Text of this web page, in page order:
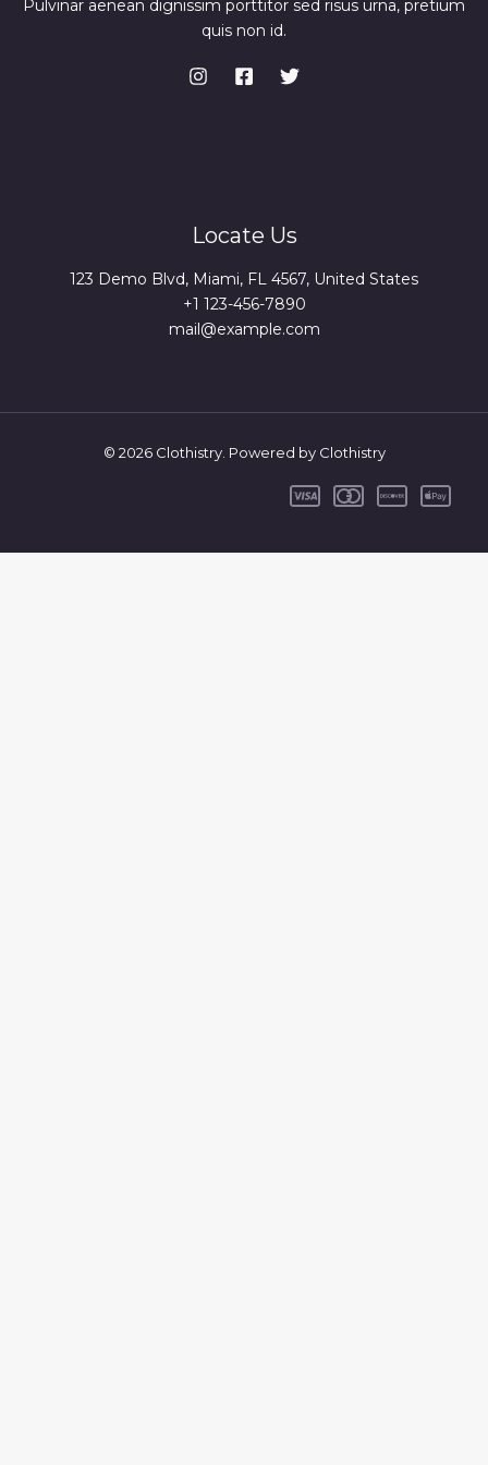
Pulvinar aenean dignissim porttitor sed risus urna, pretium
quis non id.
Locate Us
123 Demo Blvd, Miami, FL 4567, United States
+1 123-456-7890
mail@example.com
© 2026 Clothistry. Powered by Clothistry